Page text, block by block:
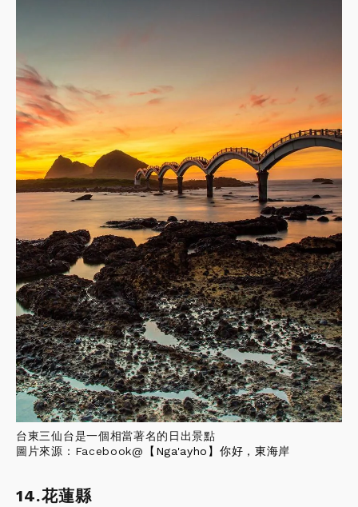
台東三仙台是一個相當著名的日出景點
圖片來源：Facebook@
【Nga'ayho】你好，東海岸
14.花蓮縣